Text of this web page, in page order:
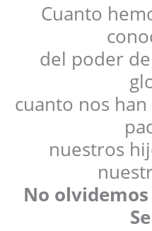
Cuanto
del poder
cuanto nos
nuestros
No